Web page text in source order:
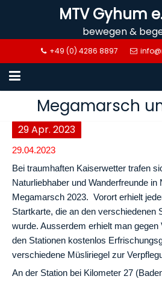
MTV Gyhum
bewegen &
+49 (0) 4286 8897
Megamarsch
29Apr.2023
29.04.2023
Bei traumhaften Kaiserwetter trafen
Naturliebhaber und Wanderfreunde in
Megamarsch 2023. Vorort erhielt
Startkarte, die an den verschiedenen
wurde. Ausserdem erhielt man gegen
den Stationen kostenlos
verschiedene Müsliriegel zur
An der Station bei Kilometer 27